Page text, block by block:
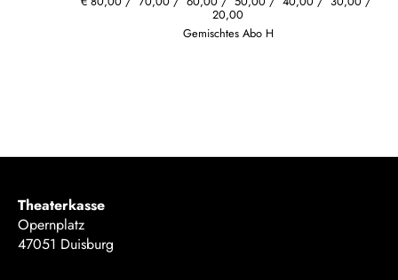
20,00
Gemischtes Abo H
Theaterkasse
Opernplatz
47051 Duisburg